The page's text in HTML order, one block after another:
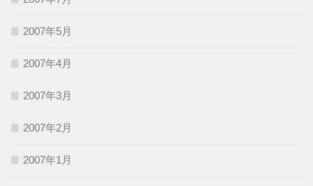
2007年5月
2007年4月
2007年3月
2007年2月
2007年1月